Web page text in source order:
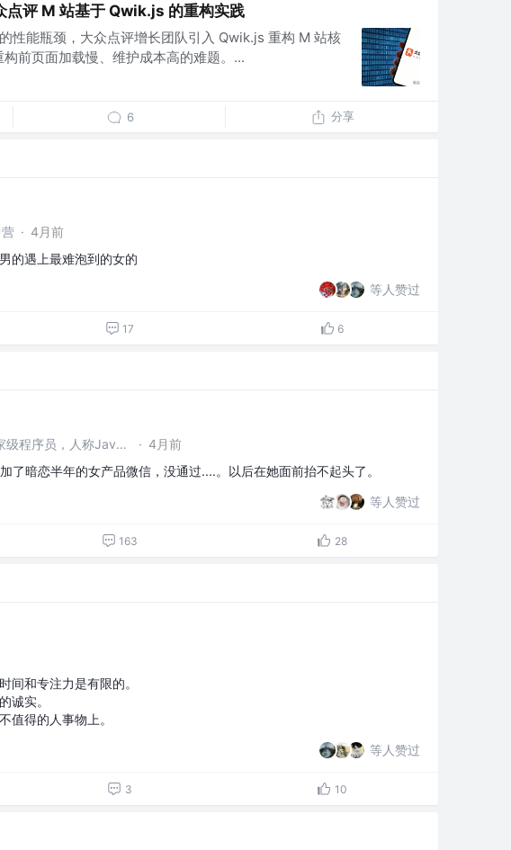
点评 M 站基于 Qwik.js 的重构实践
性能瓶颈，大众点评增长团队引入 Qwik.js 重构 M 站核
前页面加载慢、维护成本高的难题。...
6 分享
· 4月前
的遇上最难泡到的女的
等人赞过
17 6
99年Java架构师，国家级程序员，人称Java百科全书。 @-- · 4月前
了暗恋半年的女产品微信，没通过....。以后在她面前抬不起头了。
等人赞过
163 28
间和专注力是有限的。
诚实。
值得的人事物上。
等人赞过
3 10